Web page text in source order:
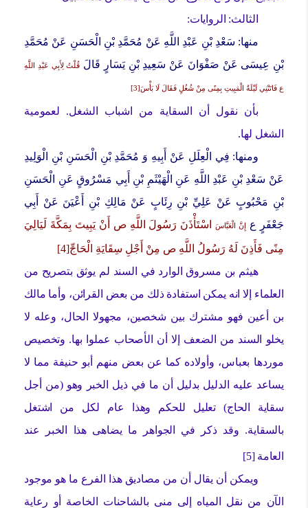
الثالث: الروايات:
منها: سَعْدِ بْنِ عَبْدِ اللَّهِ عَنْ مُحَمَّدِ بْنِ الْحَسَنِ عَنْ مُحَمَّدِ
بْنِ عِيسَى عَنْ صَفْوَانَ عَنْ سَعِيدِ بْنِ يَسَارٍ قَالَ قُلْتُ لِأَبِي عَبْدِ اللَّهِ
ع فَاتَتْنِي لَيْلَةُ الْمَبِيتِ بِمِنًى مِنْ شُغُلٍ فَقَالَ لَا بَأْسَ[3]
بأن نقول أن السقاية من اشباب الشغل. لعمومية
الشغل لها.
ومنها: فِي الْعِلَلِ عَنْ أَبِيهِ وَ مُحَمَّدِ بْنِ الْحَسَنِ بْنِ الْوَلِيدِ
عَنْ سَعْدِ بْنِ عَبْدِ اللَّهِ عَنِ الْهَيْثَمِ بْنِ أَبِي مَسْرُوقٍ عَنِ الْحَسَنِ
بْنِ مَحْبُوبٍ عَنْ عَلِيِّ بْنِ رِئَابٍ عَنْ مَالِكِ بْنِ أَعْيَنَ عَنْ أَبِي
جَعْفَرٍ ع
إِنَّ الْعَبَّاسَ اسْتَأْذَنَ رَسُولَ اللَّهِ ص أَنْ يَبِيتَ بِمَكَّةَ لَيَالِيَ
مِنًى فَأَذِنَ لَهُ رَسُولُ اللَّهِ ص مِنْ أَجْلِ سِقَايَةِ الْحَاجِّ[4]
هيثم بن مسروق الوارد في السند لم يوثق بتصريح من
العلماء إلا انه يمكن استفادة ذلك من بعض القرائن، وأما مالك
بن أعين فهو مشترك بين شخصين، مجهولا الحال، وعله لا
يخلو السند من الضعف إلا أن الأصحاب عملوا بها. وتخصيص
موردها بعباس، وأولاده كما عن بعض منهم أبو حنيفة مما لا
يساعد عليه الدليل بدليل أن ما في ذيل الخبر وهو (من أجل
سقاية الحاج) تعليل للحكم وهذا عام لكل من اشتغل
بالسقاية. وقد ذكر في الجواهر ما يضاهى هذا الخبر عند
العامة [5]
ويمكن أن يقال أن من مصاديق هذا الفرع ما هو موجود
الآن من نقل المياه إلى منى بالشاحنات الخاصة أو رعاية